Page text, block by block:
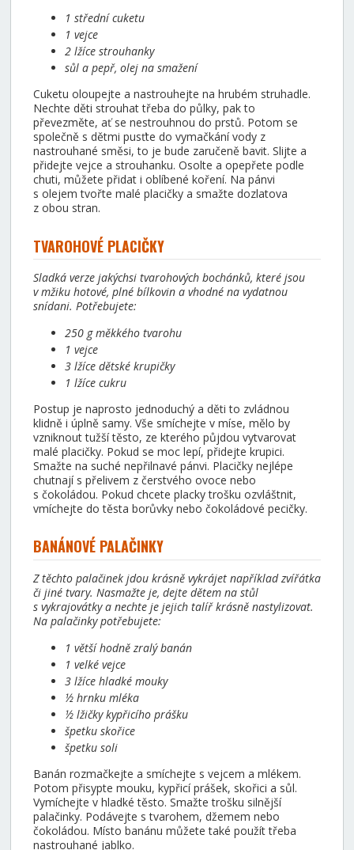
1 střední cuketu
1 vejce
2 lžíce strouhanky
sůl a pepř, olej na smažení
Cuketu oloupejte a nastrouhejte na hrubém struhadle.
Nechte děti strouhat třeba do půlky, pak to
převezměte, ať se nestrouhnou do prstů. Potom se
společně s dětmi pusťte do vymačkání vody z
nastrouhané směsi, to je bude zaručeně bavit. Slijte a
přidejte vejce a strouhanku. Osolte a opepřete podle
chuti, můžete přidat i oblíbené koření. Na pánvi
s olejem tvořte malé placičky a smažte dozlatova
z obou stran.
TVAROHOVÉ PLACIČKY
Sladká verze jakýchsi tvarohových bochánků, které jsou
v mžiku hotové, plné bílkovin a vhodné na vydatnou
snídani. Potřebujete:
250 g měkkého tvarohu
1 vejce
3 lžíce dětské krupičky
1 lžíce cukru
Postup je naprosto jednoduchý a děti to zvládnou
klidně i úplně samy. Vše smíchejte v míse, mělo by
vzniknout tužší těsto, ze kterého půjdou vytvarovat
malé placičky. Pokud se moc lepí, přidejte krupici.
Smažte na suché nepřilnavé pánvi. Placičky nejlépe
chutnají s přelivem z čerstvého ovoce nebo
s čokoládou. Pokud chcete placky trošku ozvláštnit,
vmíchejte do těsta borůvky nebo čokoládové pecičky.
BANÁNOVÉ PALAČINKY
Z těchto palačinek jdou krásně vykrájet například zvířátka
či jiné tvary. Nasmažte je, dejte dětem na stůl
s vykrajovátky a nechte je jejich talíř krásně nastylizovat.
Na palačinky potřebujete:
1 větší hodně zralý banán
1 velké vejce
3 lžíce hladké mouky
½ hrnku mléka
½ lžičky kypřicího prášku
špetku skořice
špetku soli
Banán rozmačkejte a smíchejte s vejcem a mlékem.
Potom přisypte mouku, kypřicí prášek, skořici a sůl.
Vymíchejte v hladké těsto. Smažte trošku silnější
palačinky. Podávejte s tvarohem, džemem nebo
čokoládou. Místo banánu můžete také použít třeba
nastrouhané jablko.